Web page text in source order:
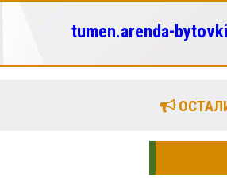
tumen.arenda-